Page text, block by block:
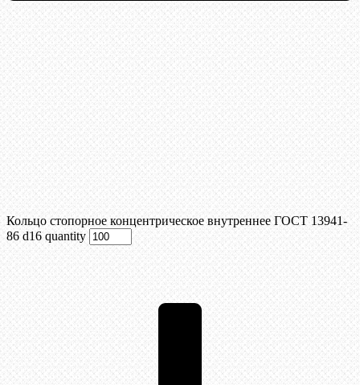
Кольцо стопорное концентрическое внутреннее ГОСТ 13941-
86 d16 quantity